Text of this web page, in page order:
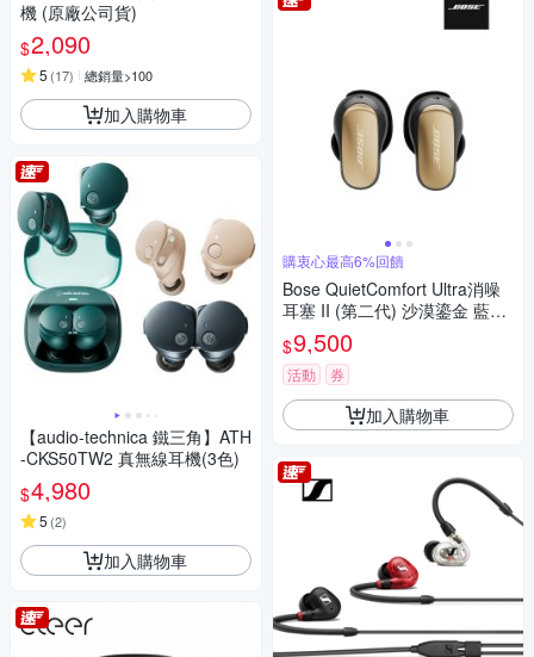
機 (原廠公司貨)
$2,090
5 (17) 總銷量>100
加入購物車
【audio-technica 鐵三角】ATH
-CKS50TW2 真無線耳機(3色)
$4,980
5 (2)
加入購物車
購衷心最高6%回饋
Bose QuietComfort Ultra消噪
耳塞 II (第二代) 沙漠鎏金 藍牙
耳機
$9,500
活動 券
加入購物車